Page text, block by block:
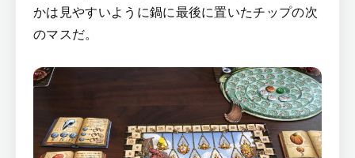
かは見やすいように鍋に最後に置いたチップの次
のマスだ。